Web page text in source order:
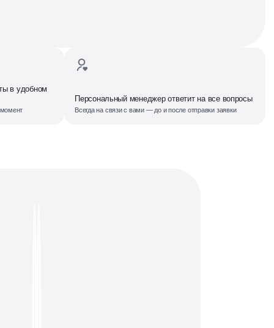
в удобном
Персональный менеджер ответит на все вопросы
Всегда на связи с вами — до и после отправки заявки